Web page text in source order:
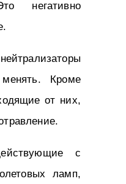
негативно
Кроме
от них,
с
ламп,